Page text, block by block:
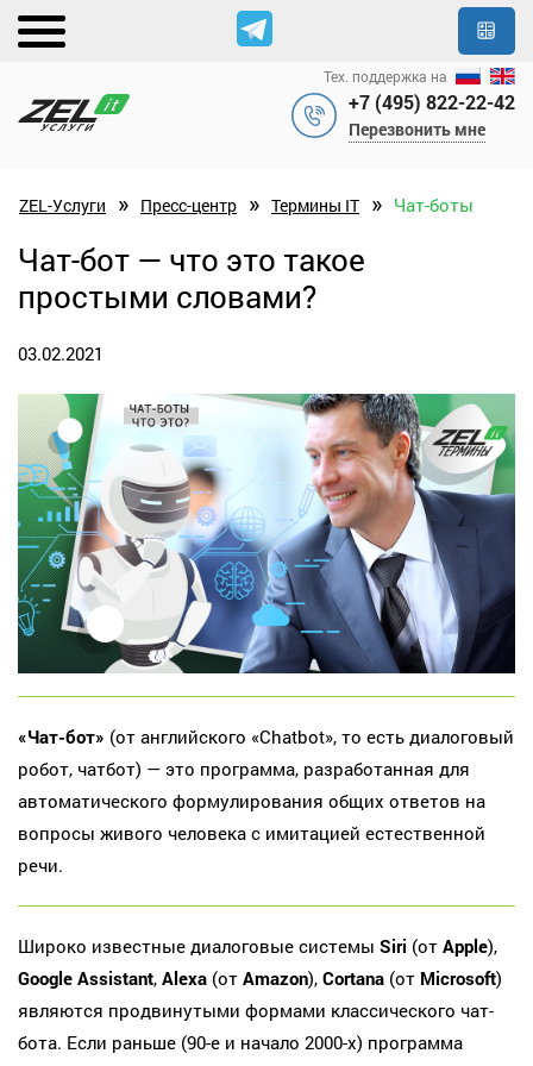
+7 (495) 822-22-42
Перезвонить мне
Тех. поддержка на
ZEL-Услуги » Пресс-центр » Термины IT » Чат-боты
Чат-бот — что это такое
простыми словами?
03.02.2021
«Чат-бот» (от английского «Chatbot», то есть диалоговый
робот, чатбот) — это программа, разработанная для
автоматического формулирования общих ответов на
вопросы живого человека с имитацией естественной
речи.
Широко известные диалоговые системы Siri (от Apple),
Google Assistant, Alexa (от Amazon), Cortana (от Microsoft)
являются продвинутыми формами классического чат-
бота. Если раньше (90-е и начало 2000-х) программа